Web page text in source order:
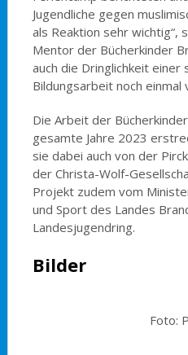
Jugendliche gegen
als Reaktion sehr wichtig“,
Mentor der Bücherkinder
auch die Dringlichkeit einer
Bildungsarbeit noch einmal
Die Arbeit der
gesamte Jahre 2023
sie dabei auch von der
der Christa-Wolf-
Projekt zudem vom
und Sport des Landes
Landesjugendring.
Bilder
Foto: